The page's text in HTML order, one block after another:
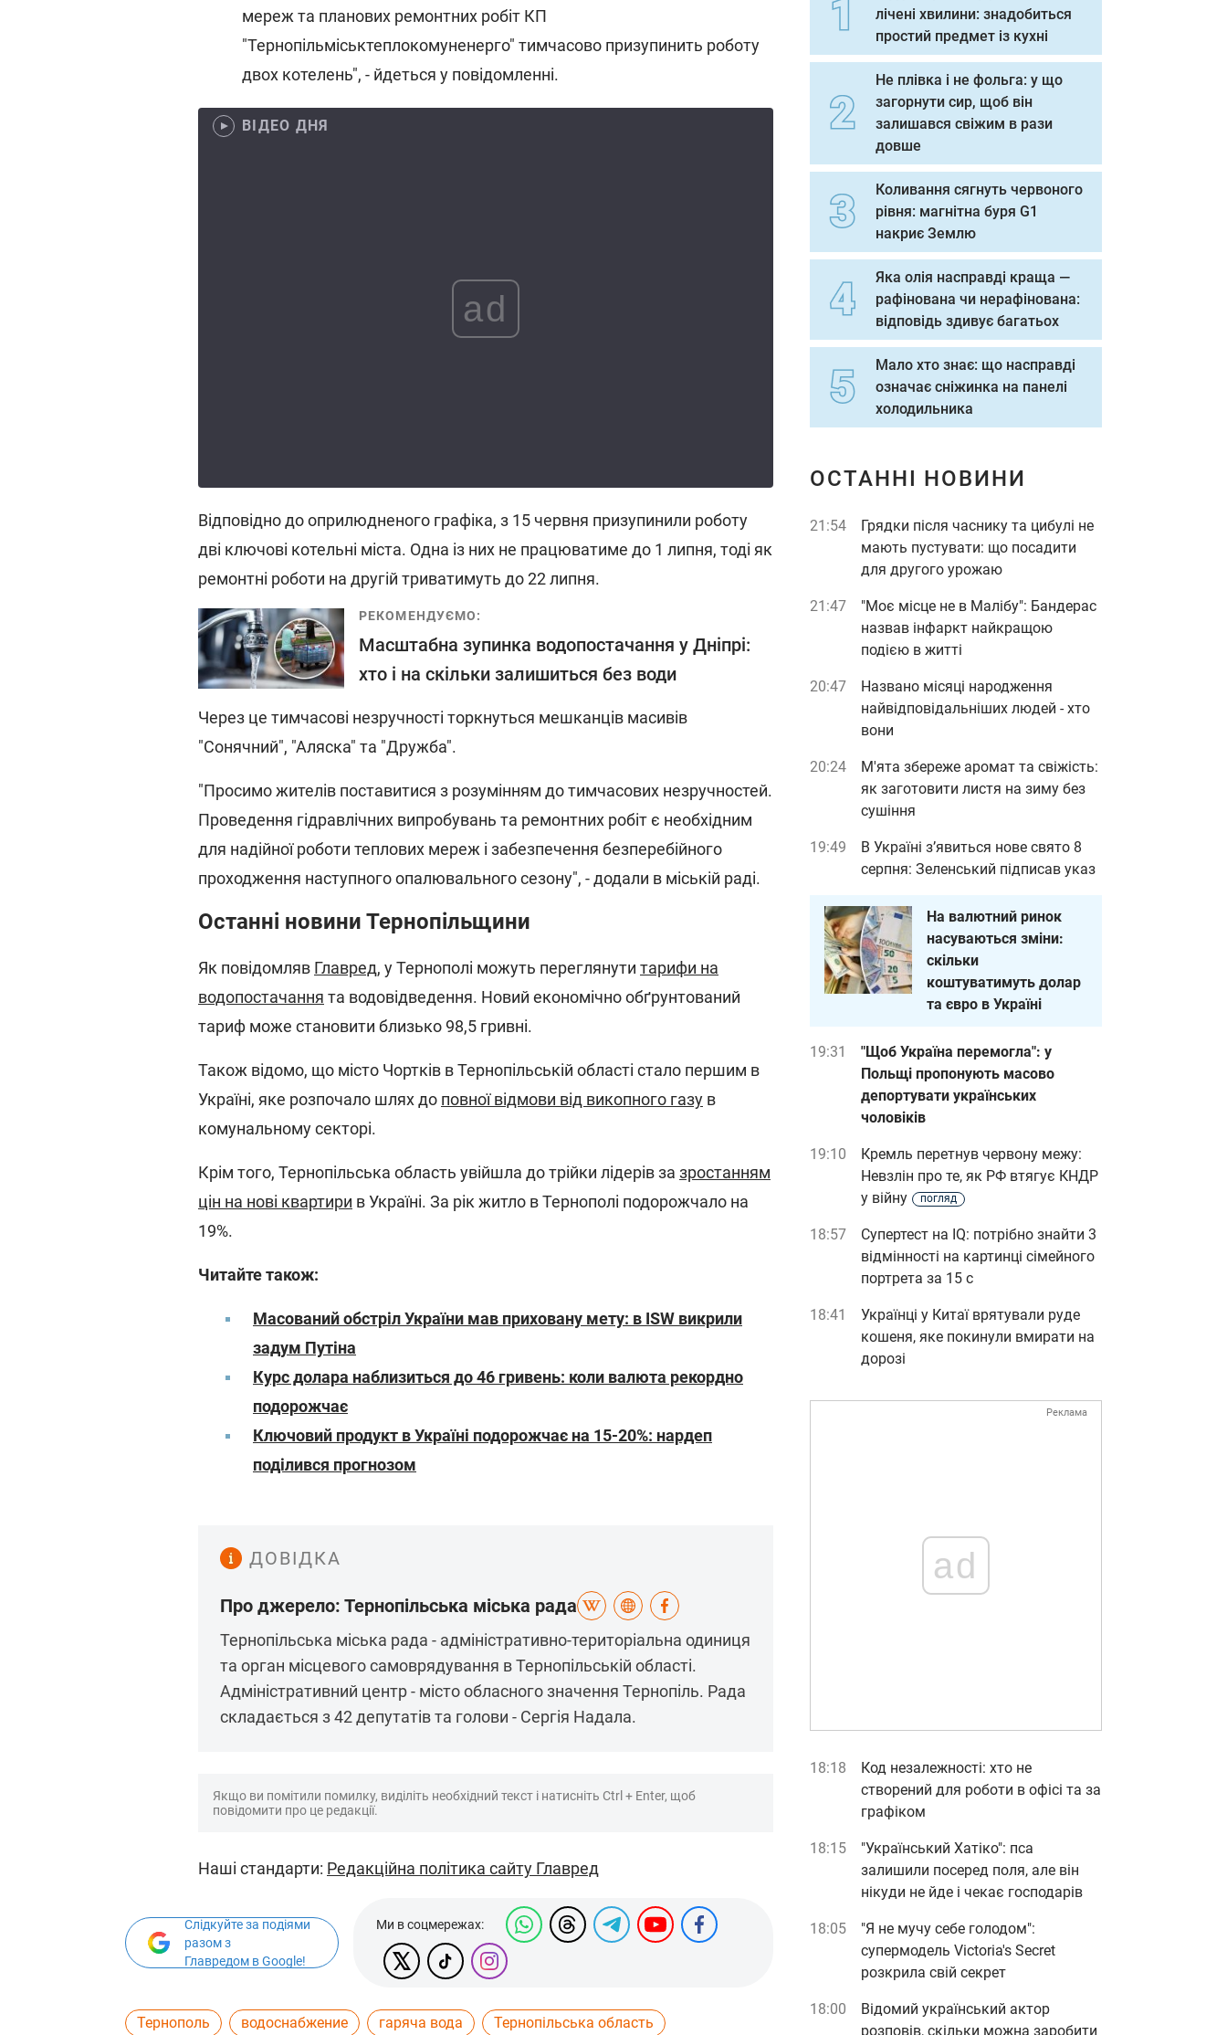
мереж та планових ремонтних робіт КП
"Тернопільміськтеплокомуненерго" тимчасово призупинить роботу
двох котелень", - йдеться у повідомленні.
ВІДЕО ДНЯ
ad
Відповідно до оприлюдненого графіка, з 15 червня призупинили роботу
дві ключові котельні міста. Одна із них не працюватиме до 1 липня, тоді як
ремонтні роботи на другій триватимуть до 22 липня.
РЕКОМЕНДУЄМО:
Масштабна зупинка водопостачання у Дніпрі:
хто і на скільки залишиться без води
Через це тимчасові незручності торкнуться мешканців масивів
"Сонячний", "Аляска" та "Дружба".
"Просимо жителів поставитися з розумінням до тимчасових незручностей.
Проведення гідравлічних випробувань та ремонтних робіт є необхідним
для надійної роботи теплових мереж і забезпечення безперебійного
проходження наступного опалювального сезону", - додали в міській раді.
Останні новини Тернопільщини
Як повідомляв Главред, у Тернополі можуть переглянути тарифи на
водопостачання та водовідведення. Новий економічно обґрунтований
тариф може становити близько 98,5 гривні.
Також відомо, що місто Чортків в Тернопільській області стало першим в
Україні, яке розпочало шлях до повної відмови від викопного газу в
комунальному секторі.
Крім того, Тернопільська область увійшла до трійки лідерів за зростанням
цін на нові квартири в Україні. За рік житло в Тернополі подорожчало на
19%.
Читайте також:
Масований обстріл України мав приховану мету: в ISW викрили
задум Путіна
Курс долара наблизиться до 46 гривень: коли валюта рекордно
подорожчає
Ключовий продукт в Україні подорожчає на 15-20%: нардеп
поділився прогнозом
ДОВІДКА
Про джерело: Тернопільська міська рада
Тернопільська міська рада - адміністративно-територіальна одиниця
та орган місцевого самоврядування в Тернопільській області.
Адміністративний центр - місто обласного значення Тернопіль. Рада
складається з 42 депутатів та голови - Сергія Надала.
Якщо ви помітили помилку, виділіть необхідний текст і натисніть Ctrl + Enter, щоб
повідомити про це редакції.
Наші стандарти: Редакційна політика сайту Главред
Слідкуйте за подіями
разом з
Главредом в Google!
Ми в соцмережах:
Тернополь водоснабжение гаряча вода Тернопільська область
лічені хвилини: знадобиться
простий предмет із кухні
Не плівка і не фольга: у що
загорнути сир, щоб він
залишався свіжим в рази
довше
Коливання сягнуть червоного
рівня: магнітна буря G1
накриє Землю
Яка олія насправді краща —
рафінована чи нерафінована:
відповідь здивує багатьох
Мало хто знає: що насправді
означає сніжинка на панелі
холодильника
ОСТАННІ НОВИНИ
21:54
Грядки після часнику та цибулі не
мають пустувати: що посадити
для другого урожаю
21:47
"Моє місце не в Малібу": Бандерас
назвав інфаркт найкращою
подією в житті
20:47
Названо місяці народження
найвідповідальніших людей - хто
вони
20:24
М'ята збереже аромат та свіжість:
як заготовити листя на зиму без
сушіння
19:49
В Україні з’явиться нове свято 8
серпня: Зеленський підписав указ
На валютний ринок
насуваються зміни:
скільки
коштуватимуть долар
та євро в Україні
19:31
"Щоб Україна перемогла": у
Польщі пропонують масово
депортувати українських
чоловіків
19:10
Кремль перетнув червону межу:
Невзлін про те, як РФ втягує КНДР
у війну
погляд
18:57
Супертест на IQ: потрібно знайти 3
відмінності на картинці сімейного
портрета за 15 с
18:41
Українці у Китаї врятували руде
кошеня, яке покинули вмирати на
дорозі
Реклама
ad
18:18
Код незалежності: хто не
створений для роботи в офісі та за
графіком
18:15
"Український Хатіко": пса
залишили посеред поля, але він
нікуди не йде і чекає господарів
18:05
"Я не мучу себе голодом":
супермодель Victoria's Secret
розкрила свій секрет
18:00
Відомий український актор
розповів, скільки можна заробити